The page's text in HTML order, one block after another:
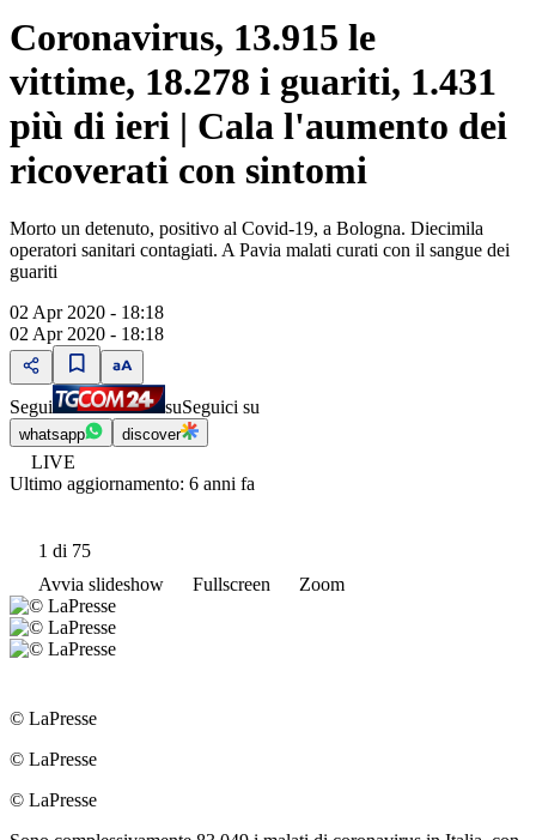
Coronavirus, 13.915 le
vittime, 18.278 i guariti, 1.431
più di ieri | Cala l'aumento dei
ricoverati con sintomi
Morto un detenuto, positivo al Covid-19, a Bologna. Diecimila
operatori sanitari contagiati. A Pavia malati curati con il sangue dei
guariti
02 Apr 2020 - 18:18
02 Apr 2020 - 18:18
Segui suSeguici su
whatsapp discover
LIVE
Ultimo aggiornamento: 6 anni fa
1 di 75
Avvia slideshow
Fullscreen Zoom
© LaPresse
© LaPresse
© LaPresse